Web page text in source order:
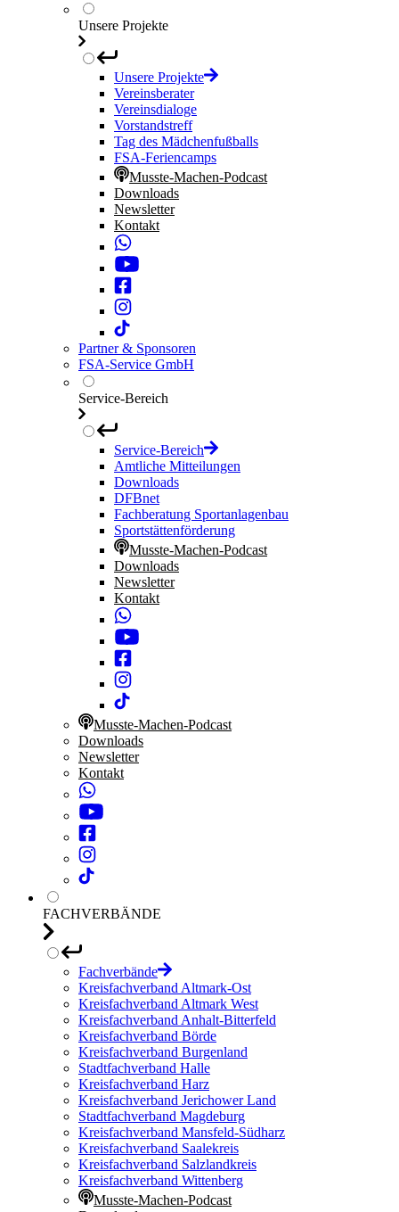
Unsere Projekte
Unsere Projekte
Vereinsberater
Vereinsdialoge
Vorstandstreff
Tag des Mädchenfußballs
FSA-Feriencamps
Musste-Machen-Podcast
Downloads
Newsletter
Kontakt
Partner & Sponsoren
FSA-Service GmbH
Service-Bereich
Service-Bereich
Amtliche Mitteilungen
Downloads
DFBnet
Fachberatung Sportanlagenbau
Sportstättenförderung
Musste-Machen-Podcast
Downloads
Newsletter
Kontakt
Musste-Machen-Podcast
Downloads
Newsletter
Kontakt
FACHVERBÄNDE
Fachverbände
Kreisfachverband Altmark-Ost
Kreisfachverband Altmark West
Kreisfachverband Anhalt-Bitterfeld
Kreisfachverband Börde
Kreisfachverband Burgenland
Stadtfachverband Halle
Kreisfachverband Harz
Kreisfachverband Jerichower Land
Stadtfachverband Magdeburg
Kreisfachverband Mansfeld-Südharz
Kreisfachverband Saalekreis
Kreisfachverband Salzlandkreis
Kreisfachverband Wittenberg
Musste-Machen-Podcast